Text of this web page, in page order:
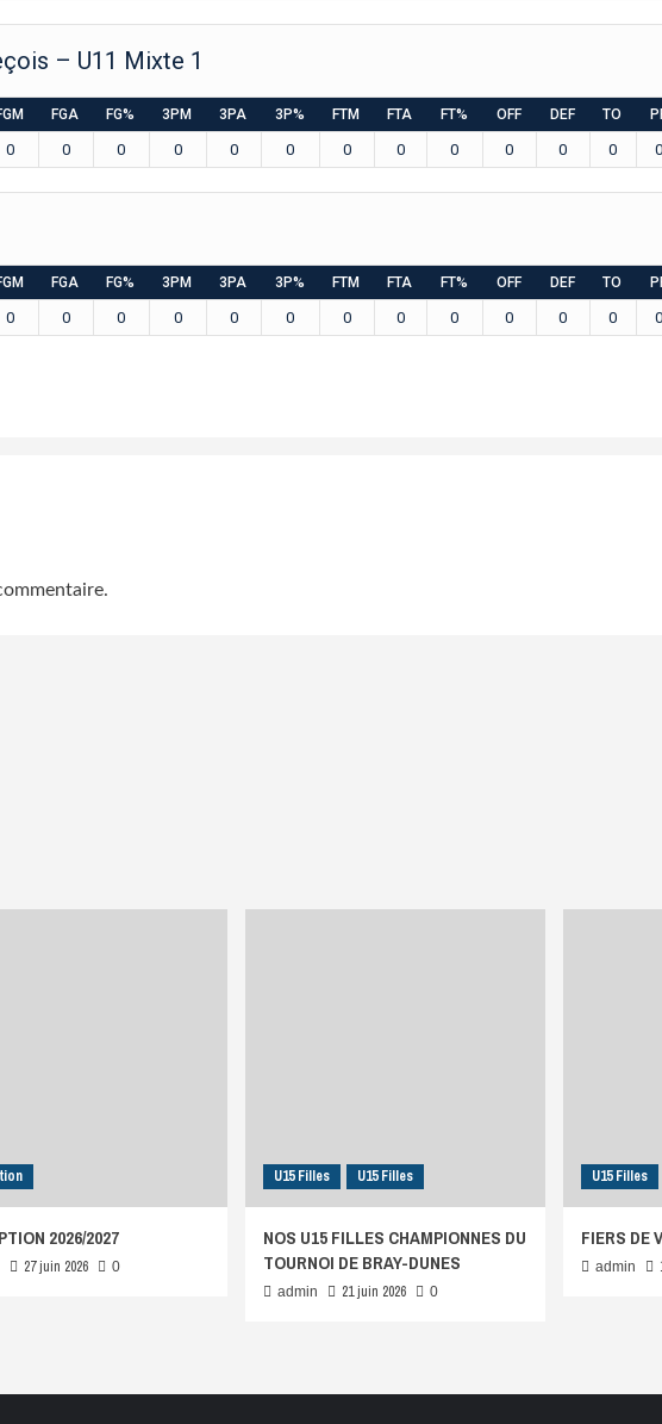
– U11 Mixte 1
FGA FG% 3PM 3PA 3P% FTM FTA FT% OFF DEF TO
0 0 0 0 0 0 0 0 0 0 0 0 0
FGA FG% 3PM 3PA 3P% FTM FTA FT% OFF DEF TO
0 0 0 0 0 0 0 0 0 0 0 0 0
2026/2027
27 juin 2026 0
U15 Filles U15 Filles
NOS U15 FILLES CHAMPIONNES DU
TOURNOI DE BRAY-DUNES
admin 21 juin 2026 0
U15 Filles
FIERS DE
admin